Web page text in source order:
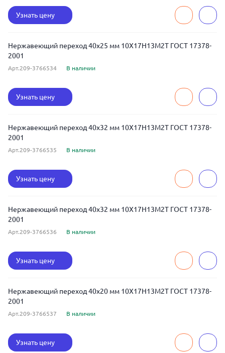
Узнать цену
Нержавеющий переход 40x25 мм 10Х17Н13М2Т ГОСТ 17378-
2001
Арт.209-3766534 В наличии
Узнать цену
Нержавеющий переход 40x32 мм 10Х17Н13М2Т ГОСТ 17378-
2001
Арт.209-3766535 В наличии
Узнать цену
Нержавеющий переход 40x32 мм 10Х17Н13М2Т ГОСТ 17378-
2001
Арт.209-3766536 В наличии
Узнать цену
Нержавеющий переход 40x20 мм 10Х17Н13М2Т ГОСТ 17378-
2001
Арт.209-3766537 В наличии
Узнать цену